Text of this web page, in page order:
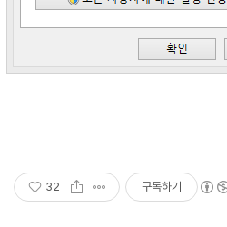
32 구독하기